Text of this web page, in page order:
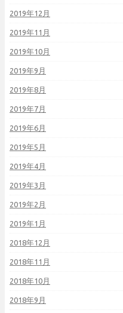
2019年12月
2019年11月
2019年10月
2019年9月
2019年8月
2019年7月
2019年6月
2019年5月
2019年4月
2019年3月
2019年2月
2019年1月
2018年12月
2018年11月
2018年10月
2018年9月